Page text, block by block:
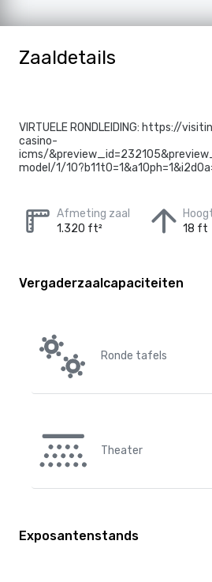
Zaaldetails
VIRTUELE RONDLEIDING: https://
casino-
icms/
model/1/
Afmeting zaal
1.320 ft²
18 ft
Vergaderzaalcapaciteiten
Ronde tafels
Theater
Exposantenstands